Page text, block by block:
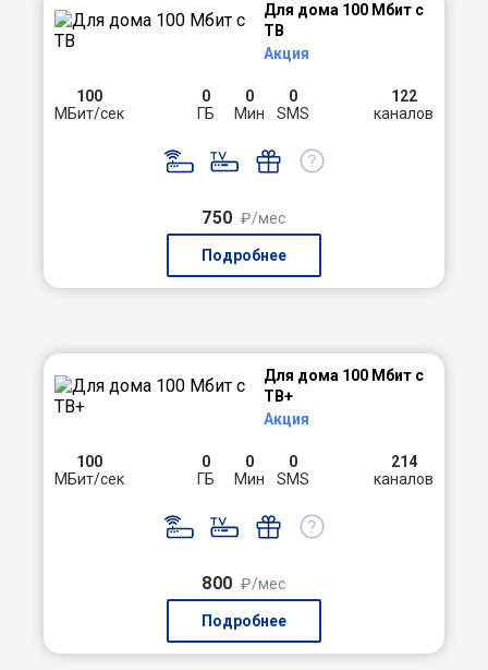
Для дома 100 Мбит с
ТВ
Акция
100
МБит/сек
0
ГБ
0
Мин
0
SMS
122
каналов
750 ₽/мес
Подробнее
Для дома 100 Мбит с
ТВ+
Акция
100
МБит/сек
0
ГБ
0
Мин
0
SMS
214
каналов
800 ₽/мес
Подробнее